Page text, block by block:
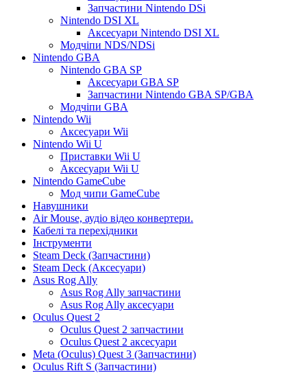
Запчастини Nintendo DSi
Nintendo DSI XL
Аксесуари Nintendo DSI XL
Модчіпи NDS/NDSi
Nintendo GBA
Nintendo GBA SP
Аксесуари GBA SP
Запчастини Nintendo GBA SP/GBA
Модчіпи GBA
Nintendo Wii
Аксесуари Wii
Nintendo Wii U
Приставки Wii U
Аксесуари Wii U
Nintendo GameCube
Мод чипи GameCube
Навушники
Air Mouse, аудіо відео конвертери.
Кабелі та перехідники
Інструменти
Steam Deck (Запчастини)
Steam Deck (Аксесуари)
Asus Rog Ally
Asus Rog Ally запчастини
Asus Rog Ally аксесуари
Oculus Quest 2
Oculus Quest 2 запчастини
Oculus Quest 2 аксесуари
Meta (Oculus) Quest 3 (Запчастини)
Oculus Rift S (Запчастини)